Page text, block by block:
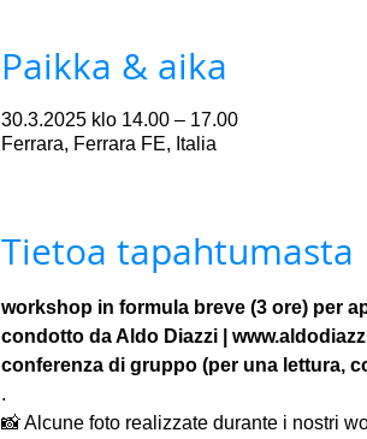
Paikka & aika
30.3.2025 klo 14.00 – 17.00
Ferrara, Ferrara FE, Italia
Tietoa tapahtumasta
workshop in formula breve (3 ore) per
condotto da Aldo Diazzi |
conferenza di gruppo (per una lettura,
.
📸 Alcune foto realizzate durante i nostri